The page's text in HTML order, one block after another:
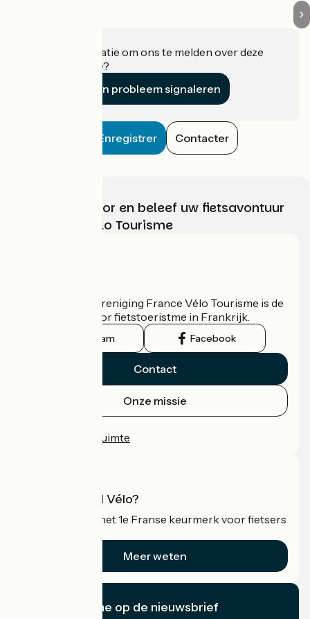
Heeft u informatie om ons te melden over deze
accommodatie?
Een probleem signaleren
Enregistrer Contacter
Kies, bereid voor en beleef uw fietsavontuur
met France Vélo Tourisme
De nationale vereniging France Vélo Tourisme is de
officiële gids voor fietstoeristme in Frankrijk.
Instagram Facebook
Contact
Onze missie
Professionele ruimte
Wat is Accueil Vélo?
Accueil Vélo is het 1e Franse keurmerk voor fietsers
Meer weten
Ik abonneer me op de nieuwsbrief